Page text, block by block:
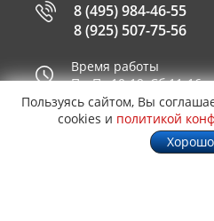
8 (495) 984-46-55
8 (925) 507-75-56
Время работы
Пн-Пт 10-19, Сб 11-16
Принимаем к оплате
Пользуясь сайтом, Вы
cookies и политикой
Хорошо